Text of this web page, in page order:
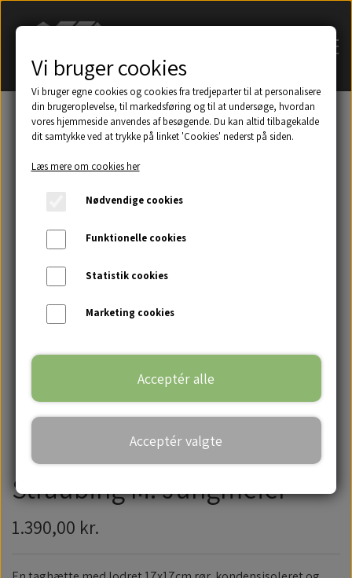
Søg på navn af tagsten
Et udsnit af eksempler på taghætter mm.
Galleri
Handelsbetingelser
Straubing M. Jungmeier
1.390,00 kr.
Vi bruger cookies
Vi bruger egne cookies og cookies fra tredjeparter til at personalisere
din brugeroplevelse, til markedsføring og til at undersøge, hvordan
vores hjemmeside anvendes af besøgende. Du kan altid tilbagekalde
dit samtykke ved at trykke på linket 'Cookies' nederst på siden.
Læs mere om cookies her
Nødvendige cookies
Funktionelle cookies
Statistik cookies
Marketing cookies
Acceptér alle
Acceptér valgte